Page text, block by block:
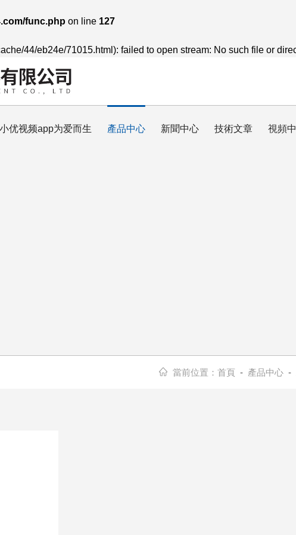
func.php on line 127
44/eb24e/71015.html): failed to open stream: No such file or
优视频app为爱而生 產品中心 新聞中心 技術文章 視頻
當前位置： 首頁 - 產品中心-